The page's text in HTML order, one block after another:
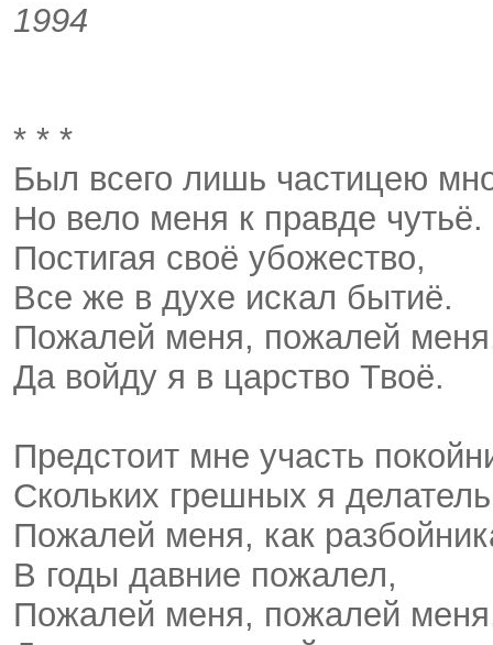
1994
* * *
Был всего лишь частицею
Но вело меня к правде чутьё.
Постигая своё убожество,
Все же в духе искал бытиё.
Пожалей меня, пожалей
Да войду я в царство Твоё.
Предстоит мне участь
Скольких грешных я
Пожалей меня, как
В годы давние пожалел,
Пожалей меня, пожалей